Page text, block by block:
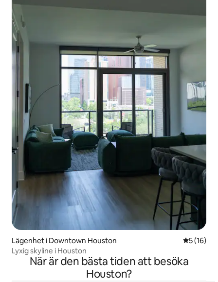
Lägenhet i Downtown Houston 5 av 5 i
5 (16)
Lyxig skyline i Houston
När är den bästa tiden att besöka
Houston?